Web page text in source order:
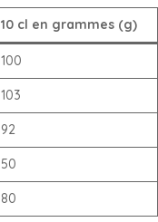
10 cl en grammes (g)
100
103
92
50
80